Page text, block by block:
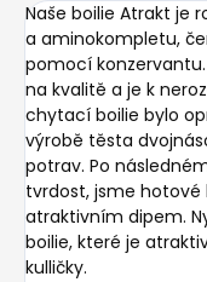
Naše boilie Atrakt je
a aminokompletu,
pomocí
na kvalitě a je k
chytací boilie bylo
výrobě těsta
potrav. Po
tvrdost, jsme hotové
atraktivním dipem.
boilie, které je
kulličky.